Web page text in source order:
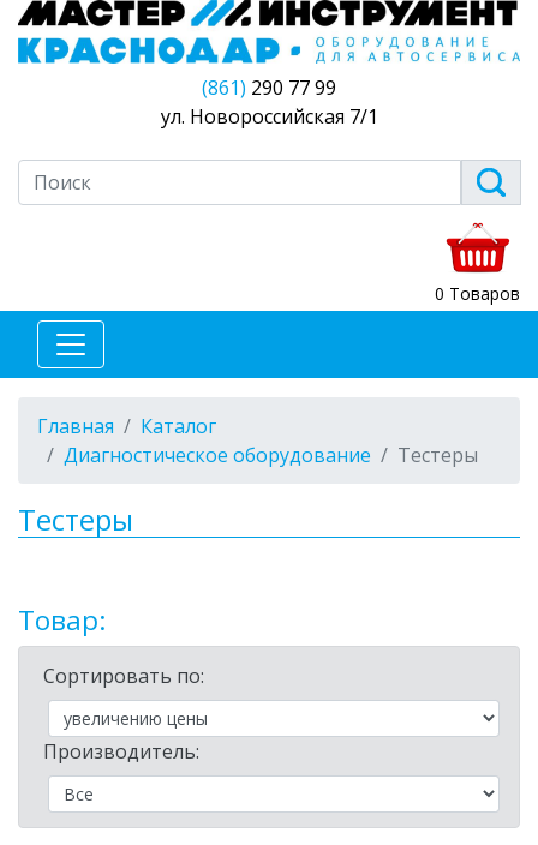
(861) 290 77 99
ул. Новороссийская 7/1
0 Товаров
Главная
Каталог
Диагностическое оборудование
Тестеры
Тестеры
Товар:
Сортировать по:
Производитель: